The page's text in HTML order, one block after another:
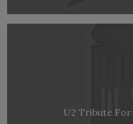
U2 Tribute